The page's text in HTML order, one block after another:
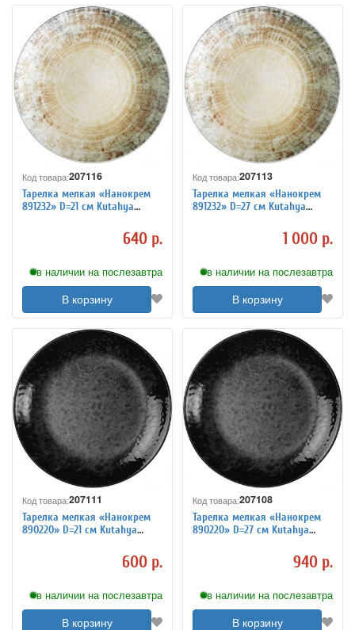
Код товара:207116
Тарелка мелкая «Нанокрем
891232» D=21 см Kutahya
640 р.
в наличии на послезавтра
В корзину
Код товара:207113
Тарелка мелкая «Нанокрем
891232» D=27 см Kutahya
1 000 р.
в наличии на послезавтра
В корзину
Код товара:207111
Тарелка мелкая «Нанокрем
890220» D=21 см Kutahya
600 р.
в наличии на послезавтра
В корзину
Код товара:207108
Тарелка мелкая «Нанокрем
890220» D=27 см Kutahya
940 р.
в наличии на послезавтра
В корзину